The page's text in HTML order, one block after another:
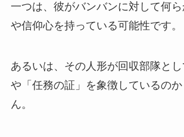
一つは、彼がバンバンに対して何
や信仰心を持っている可能性です。
あるいは、その人形が回収部隊とし
や「任務の証」を象徴しているの
ん。